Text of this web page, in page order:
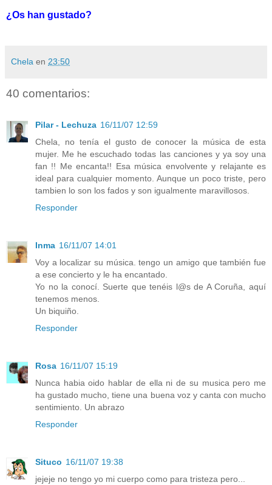
¿Os han gustado?
Chela en 23:50
40 comentarios:
Pilar - Lechuza 16/11/07 12:59
Chela, no tenía el gusto de conocer la música de esta
mujer. Me he escuchado todas las canciones y ya soy una
fan !! Me encanta!! Esa música envolvente y relajante es
ideal para cualquier momento. Aunque un poco triste, pero
tambien lo son los fados y son igualmente maravillosos.
Responder
Inma 16/11/07 14:01
Voy a localizar su música. tengo un amigo que también fue
a ese concierto y le ha encantado.
Yo no la conocí. Suerte que tenéis l@s de A Coruña, aquí
tenemos menos.
Un biquiño.
Responder
Rosa 16/11/07 15:19
Nunca habia oido hablar de ella ni de su musica pero me
ha gustado mucho, tiene una buena voz y canta con mucho
sentimiento. Un abrazo
Responder
Situco 16/11/07 19:38
jejeje no tengo yo mi cuerpo como para tristeza pero...